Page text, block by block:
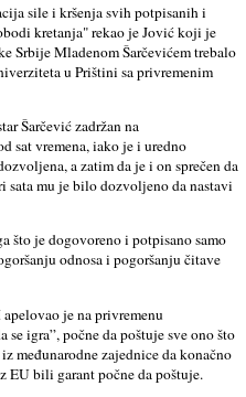
sile i kršenja svih potpisanih i
kretanja" rekao je Jović koji je
Srbije Mladenom Šarčevićem trebalo
u Prištini sa privremenim
Šarčević zadržan na
sat vremena, iako je i uredno
a zatim da je i on sprečen da
mu je bilo dozvolјeno da nastavi
što je dogovoreno i potpisano samo
odnosa i pogoršanju čitave
je na privremenu
igra”, počne da poštuje sve ono što
međunarodne zajednice da konačno
EU bili garant počne da poštuje.